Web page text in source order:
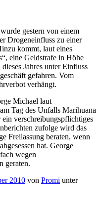
gestern von einem
Drogeneinfluss zu einer
kommt, laut eines
eine Geldstrafe in Höhe
Jahres unter Einfluss
gefahren. Vom
verhängt.
Michael laut
Tag des Unfalls Marihuana
ein verschreibungspflichtiges
zufolge wird das
Freilassung beraten, wenn
hat. George
wegen
geraten.
2010 von Promi unter